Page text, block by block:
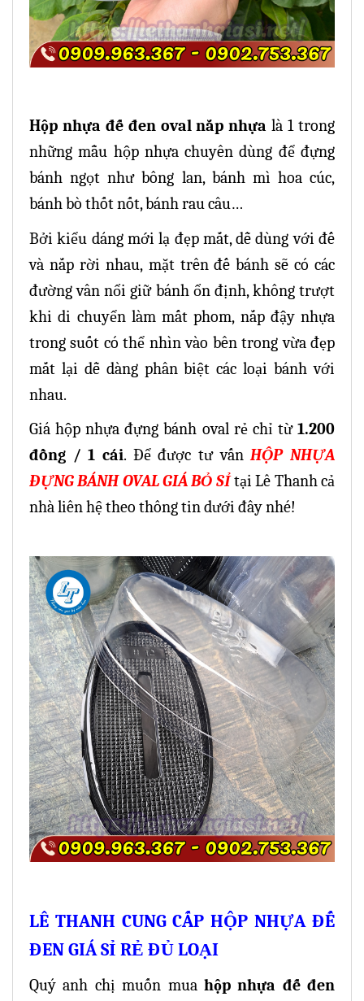
Hộp nhựa đế đen oval nắp nhựa là 1 trong
những mẫu hộp nhựa chuyên dùng để đựng
bánh ngọt như bông lan, bánh mì hoa cúc,
bánh bò thốt nốt, bánh rau câu…
Bởi kiểu dáng mới lạ đẹp mắt, dễ dùng với đế
và nắp rời nhau, mặt trên đế bánh sẽ có các
đường vân nổi giữ bánh ổn định, không trượt
khi di chuyển làm mất phom, nắp đậy nhựa
trong suốt có thể nhìn vào bên trong vừa đẹp
mắt lại dễ dàng phân biệt các loại bánh với
nhau.
Giá hộp nhựa đựng bánh oval rẻ chỉ từ 1.200
đồng / 1 cái. Để được tư vấnHỘP NHỰA
ĐỰNG BÁNH OVAL GIÁ BỎ SỈtại Lê Thanh cả
nhà liên hệ theo thông tin dưới đây nhé!
LÊ THANH CUNG CẤP HỘP NHỰA ĐẾ
ĐEN GIÁ SỈ RẺ ĐỦ LOẠI
Quý anh chị muốn mua hộp nhựa đế đen